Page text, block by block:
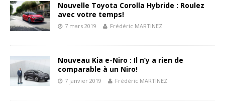
Nouvelle Toyota Corolla Hybride : Roulez
avec votre temps!
7 mars 2019 Frédéric MARTINEZ
Nouveau Kia e-Niro : Il n’y a rien de
comparable à un Niro!
7 janvier 2019 Frédéric MARTINEZ